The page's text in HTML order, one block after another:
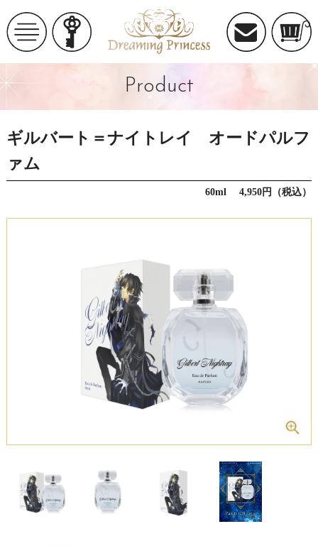
Product
ギルバート＝ナイトレイ オードパルフ
ァム
60ml 4,950円（税込）